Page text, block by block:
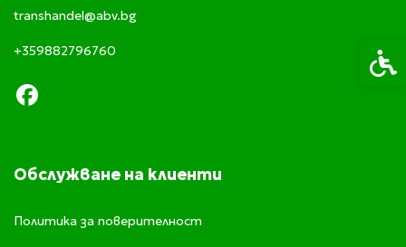
transhandel@abv.bg
+359882796760
Обслужване на клиенти
Политика за поверителност